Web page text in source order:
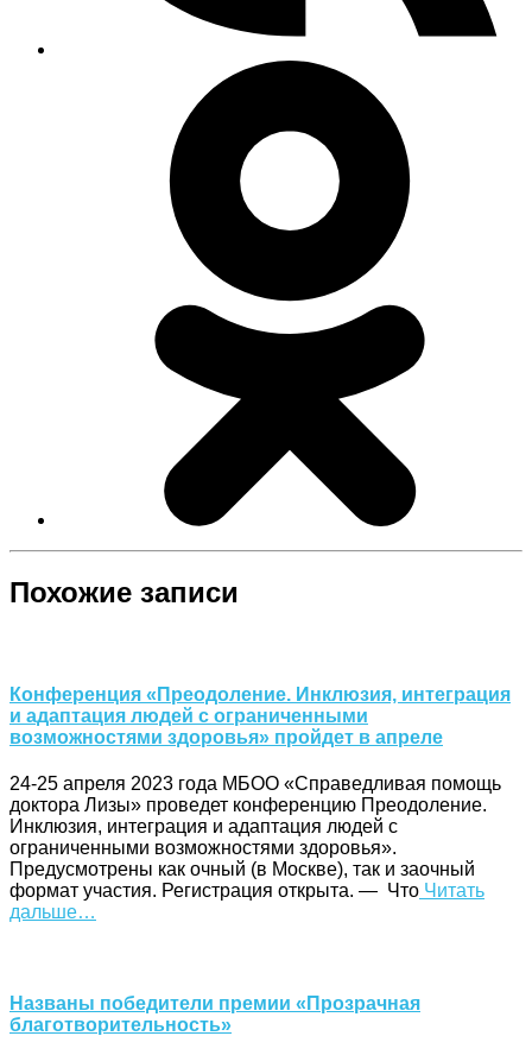
Похожие записи
Конференция «Преодоление. Инклюзия, интеграция
и адаптация людей с ограниченными
возможностями здоровья» пройдет в апреле
24-25 апреля 2023 года МБОО «Справедливая помощь
доктора Лизы» проведет конференцию Преодоление.
Инклюзия, интеграция и адаптация людей с
ограниченными возможностями здоровья».
Предусмотрены как очный (в Москве), так и заочный
формат участия. Регистрация открыта. — Что Читать
дальше…
Названы победители премии «Прозрачная
благотворительность»